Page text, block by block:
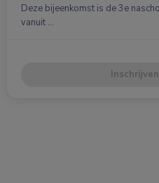
Deze bijeenkomst is de 3e
vanuit …